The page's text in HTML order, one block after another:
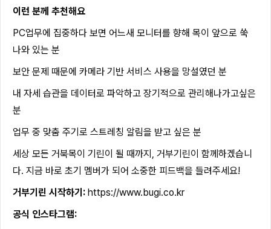
이런 분께 추천해요
PC업무에 집중하다 보면 어느새 모니터를 향해 목이 앞으로 쑥
나와 있는 분
보안 문제 때문에 카메라 기반 서비스 사용을 망설였던 분
내 자세 습관을 데이터로 파악하고 장기적으로 관리해나가고싶은
분
업무 중 맞춤 주기로 스트레칭 알림을 받고 싶은 분
세상 모든 거북목이 기린이 될 때까지, 거부기린이 함께하겠습니
다. 지금 바로 초기 멤버가 되어 소중한 피드백을 들려주세요!
거부기린 시작하기: https://www.bugi.co.kr
공식 인스타그램: